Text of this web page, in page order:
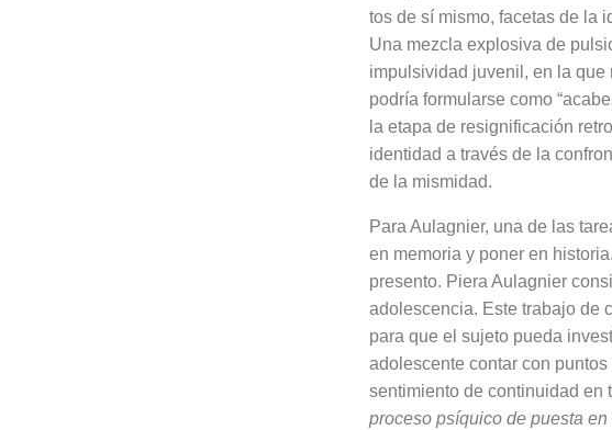
tos de sí mismo, facetas de la
Una mezcla explosiva de
impulsividad juvenil, en la que
podría formularse como
la etapa de resignificación
identidad a través de la
de la mismidad.
Para Aulagnier, una de las
en memoria y poner en
presento. Piera Au­lagnier
adolescencia. Este trabajo de
para que el sujeto pueda
adolescente contar con
sentimiento de continuidad en
proceso psíquico de puesta